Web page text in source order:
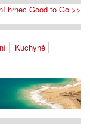
hrnec Good to Go >>
Kuchyně